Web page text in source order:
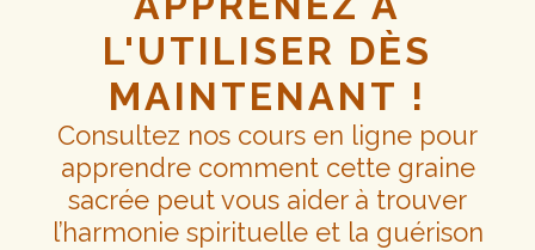
L'UTILISER DÈS
MAINTENANT !
Consultez nos cours en ligne pour
apprendre comment cette graine
sacrée peut vous aider à trouver
l’harmonie spirituelle et la guérison